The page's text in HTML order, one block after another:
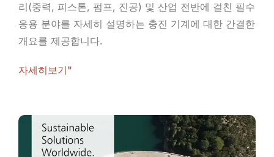
리(중력, 피스톤, 펌프, 진공) 및 산업 전반에 걸친 필수
응용 분야를 자세히 설명하는 충진 기계에 대한 간결한
개요를 제공합니다.
자세히보기"